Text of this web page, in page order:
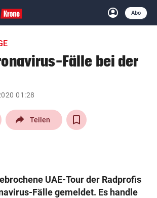
account_circle
Anmelden
Abo
close Schließen
arrow_right
Fälle bei der
01:28
Teilen
UAE-Tour der Radprofis
Fälle gemeldet. Es handle